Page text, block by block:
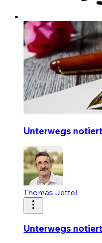
Unterwegs
Thomas Jettel
Unterwegs